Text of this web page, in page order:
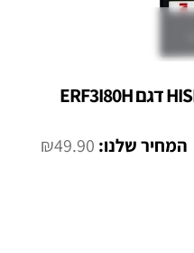
המחיר
₪49.90 המחיר